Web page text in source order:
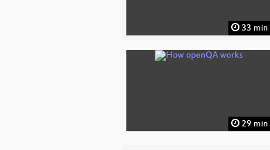
33 min
29 min